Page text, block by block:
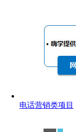
电话营销类项目